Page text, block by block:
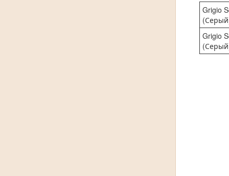
Grigio
Grigio